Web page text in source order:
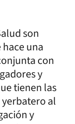
son
una
con
y
tienen las
al
y